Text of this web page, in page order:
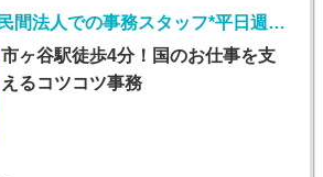
経理・財務(*特別民間法人での事務スタッフ*平日週5日)
市ヶ谷駅徒歩4分！国のお仕事を支
えるコツコツ事務